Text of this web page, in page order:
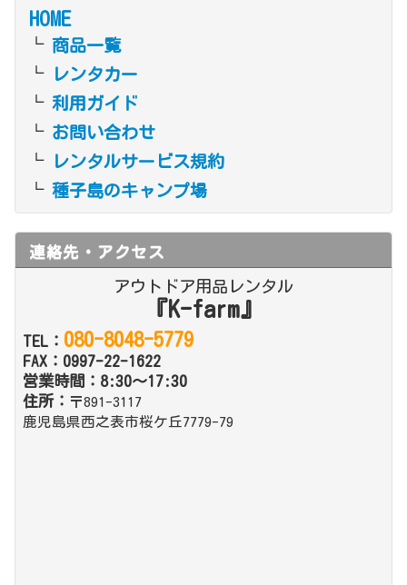
HOME
商品一覧
レンタカー
利用ガイド
お問い合わせ
レンタルサービス規約
種子島のキャンプ場
連絡先・アクセス
アウトドア用品レンタル
『K-farm』
TEL： 080-8048-5779
FAX：0997-22-1622
営業時間：8:30～17:30
住所： 〒891-3117
鹿児島県西之表市桜ケ丘7779-79